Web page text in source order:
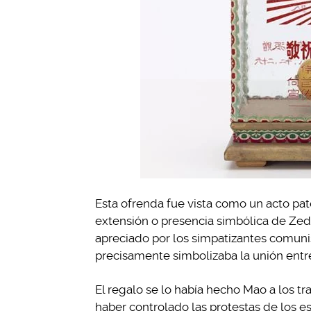
Esta ofrenda fue vista como un acto
extensión o presencia simbólica de
apreciado por los simpatizantes
precisamente simbolizaba la unión
El regalo se lo había hecho Mao a los
haber controlado las protestas de los